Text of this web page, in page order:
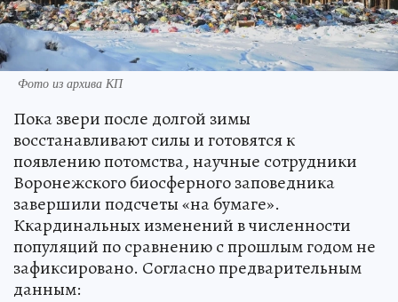
Фото из архива КП
Пока звери после долгой зимы
восстанавливают силы и готовятся к
появлению потомства, научные сотрудники
Воронежского биосферного заповедника
завершили подсчеты «на бумаге».
Ккардинальных изменений в численности
популяций по сравнению с прошлым годом не
зафиксировано. Согласно предварительным
данным: